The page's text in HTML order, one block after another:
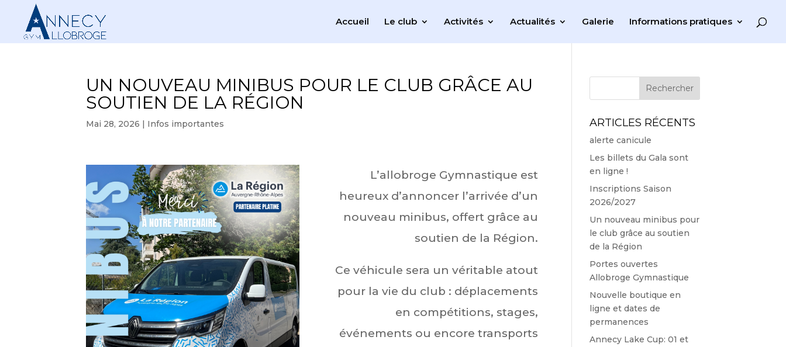
Accueil Le club Activités Actualités Galerie Informations pratiques
UN NOUVEAU MINIBUS POUR LE CLUB GRÂCE AU
SOUTIEN DE LA RÉGION
Mai 28, 2026 | Infos importantes
L’allobroge Gymnastique est
heureux d’annoncer l’arrivée d’un
nouveau minibus, offert grâce au
soutien de la Région.
Ce véhicule sera un véritable atout
pour la vie du club : déplacements
en compétitions, stages,
événements ou encore transports
ARTICLES RÉCENTS
alerte canicule
Les billets du Gala sont
en ligne !
Inscriptions Saison
2026/2027
Un nouveau minibus pour
le club grâce au soutien
de la Région
Portes ouvertes
Allobroge Gymnastique
Nouvelle boutique en
ligne et dates de
permanences
Annecy Lake Cup: 01 et